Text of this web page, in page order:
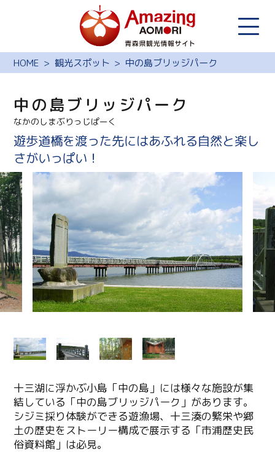
HOME 観光スポット 中の島ブリッジパーク
中の島ブリッジパーク
なかのしまぶりっじぱーく
遊歩道橋を渡った先にはあふれる自然と楽し
さがいっぱい！
十三湖に浮かぶ小島「中の島」には様々な施設が集
結している「中の島ブリッジパーク」があります。
シジミ採り体験ができる遊漁場、十三湊の繁栄や郷
土の歴史をストーリー構成で展示する「市浦歴史民
俗資料館」は必見。